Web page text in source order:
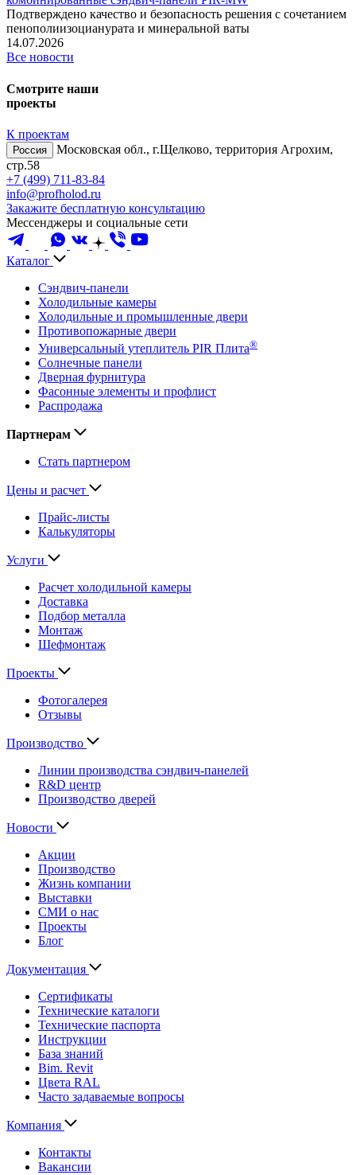
Подтверждено качество и безопасность решения с сочетанием
пенополиизоцианурата и минеральной ваты
14.07.2026
Все новости
Смотрите наши
проекты
К проектам
Россия
Московская обл., г.Щелково, территория Агрохим,
стр.58
+7 (499) 711-83-84
info@profholod.ru
Закажите бесплатную консультацию
Мессенджеры и социальные сети
Каталог
Сэндвич-панели
Холодильные камеры
Холодильные и промышленные двери
Противопожарные двери
Универсальный утеплитель PIR Плита®
Солнечные панели
Дверная фурнитура
Фасонные элементы и профлист
Распродажа
Партнерам
Стать партнером
Цены и расчет
Прайс-листы
Калькуляторы
Услуги
Расчет холодильной камеры
Доставка
Подбор металла
Монтаж
Шефмонтаж
Проекты
Фотогалерея
Отзывы
Производство
Линии производства сэндвич-панелей
R&D центр
Производство дверей
Новости
Акции
Производство
Жизнь компании
Выставки
СМИ о нас
Проекты
Блог
Документация
Сертификаты
Технические каталоги
Технические паспорта
Инструкции
База знаний
Bim. Revit
Цвета RAL
Часто задаваемые вопросы
Компания
Контакты
Вакансии